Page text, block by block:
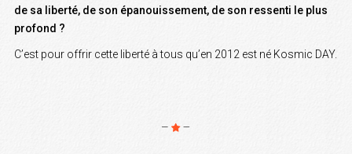
de sa liberté, de son épanouissement, de son ressenti le plus
profond ?
C’est pour offrir cette liberté à tous qu’en 2012 est né Kosmic DAY.